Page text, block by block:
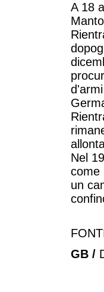
A 18
Nel
come
un
GB /